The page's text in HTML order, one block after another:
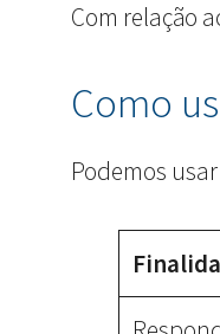
Com relação
Como
Podemos